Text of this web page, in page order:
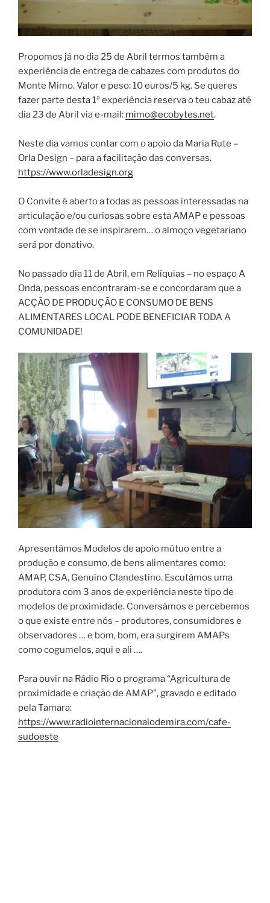
Propomos já no dia 25 de Abril termos também a
experiência de entrega de cabazes com produtos do
Monte Mimo. Valor e peso: 10 euros/5 kg. Se queres
fazer parte desta 1ª experiência reserva o teu cabaz até
dia 23 de Abril via e-mail: mimo@ecobytes.net.
Neste dia vamos contar com o apoio da Maria Rute –
Orla Design – para a facilitação das conversas.
https://www.orladesign.org
O Convite é aberto a todas as pessoas interessadas na
articulação e/ou curiosas sobre esta AMAP e pessoas
com vontade de se inspirarem… o almoço vegetariano
será por donativo.
No passado dia 11 de Abril, em Relíquias – no espaço A
Onda, pessoas encontraram-se e concordaram que a
ACÇÃO DE PRODUÇÃO E CONSUMO DE BENS
ALIMENTARES LOCAL PODE BENEFICIAR TODA A
COMUNIDADE!
Apresentámos Modelos de apoio mútuo entre a
produção e consumo, de bens alimentares como:
AMAP, CSA, Genuíno Clandestino. Escutámos uma
produtora com 3 anos de experiência neste tipo de
modelos de proximidade. Conversámos e percebemos
o que existe entre nós – produtores, consumidores e
observadores … e bom, bom, era surgirem AMAPs
como cogumelos, aqui e ali ….
Para ouvir na Rádio Rio o programa “Agricultura de
proximidade e criação de AMAP”, gravado e editado
pela Tamara:
https://www.radiointernacionalodemira.com/cafe-
sudoeste